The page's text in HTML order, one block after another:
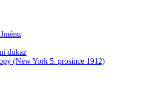
důkaz
(New York 5. prosince 1912)